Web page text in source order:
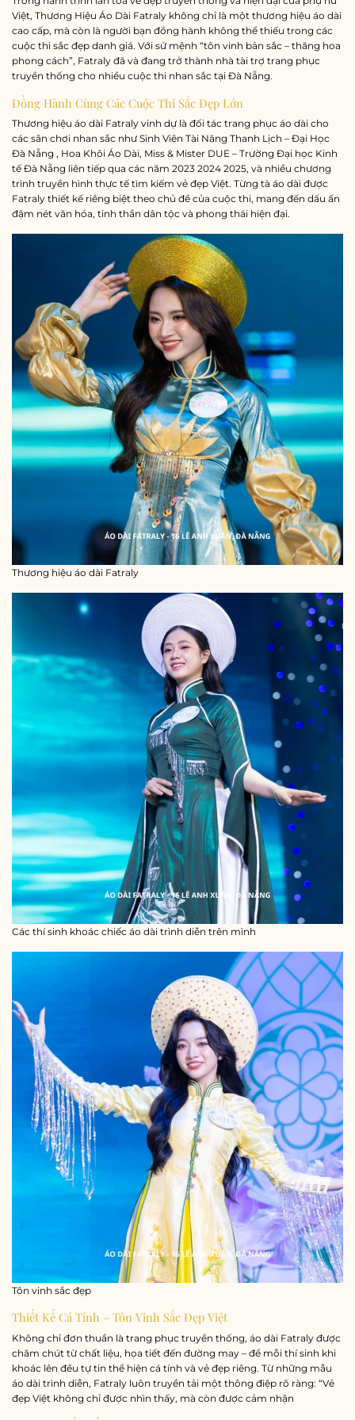
Việt, Thương Hiệu Áo Dài Fatraly không chỉ là một thương hiệu áo dài
cao cấp, mà còn là người bạn đồng hành không thể thiếu trong các
cuộc thi sắc đẹp danh giá. Với sứ mệnh “tôn vinh bản sắc – thăng hoa
phong cách”, Fatraly đã và đang trở thành nhà tài trợ trang phục
truyền thống cho nhiều cuộc thi nhan sắc tại Đà Nẵng.
Đồng Hành Cùng Các Cuộc Thi Sắc Đẹp Lớn
Thương hiệu áo dài Fatraly vinh dự là đối tác trang phục áo dài cho
các sân chơi nhan sắc như Sinh Viên Tài Năng Thanh Lịch – Đại Học
Đà Nẵng , Hoa Khôi Áo Dài, Miss & Mister DUE – Trường Đại học Kinh
tế Đà Nẵng liên tiếp qua các năm 2023 2024 2025, và nhiều chương
trình truyền hình thực tế tìm kiếm vẻ đẹp Việt. Từng tà áo dài được
Fatraly thiết kế riêng biệt theo chủ đề của cuộc thi, mang đến dấu ấn
đậm nét văn hóa, tinh thần dân tộc và phong thái hiện đại.
Thương hiệu áo dài Fatraly
Các thí sinh khoác chiếc áo dài trình diễn trên mình
Tôn vinh sắc đẹp
Thiết Kế Cá Tính – Tôn Vinh Sắc Đẹp Việt
Không chỉ đơn thuần là trang phục truyền thống, áo dài Fatraly được
chăm chút từ chất liệu, họa tiết đến đường may – để mỗi thí sinh khi
khoác lên đều tự tin thể hiện cá tính và vẻ đẹp riêng. Từ những mẫu
áo dài trình diễn, Fatraly luôn truyền tải một thông điệp rõ ràng: “Vẻ
đẹp Việt không chỉ được nhìn thấy, mà còn được cảm nhận